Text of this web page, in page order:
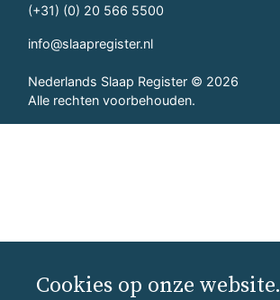
(+31) (0) 20 566 5500
info@slaapregister.nl
Nederlands Slaap Register © 2026
Alle rechten voorbehouden.
Cookies op onze website.